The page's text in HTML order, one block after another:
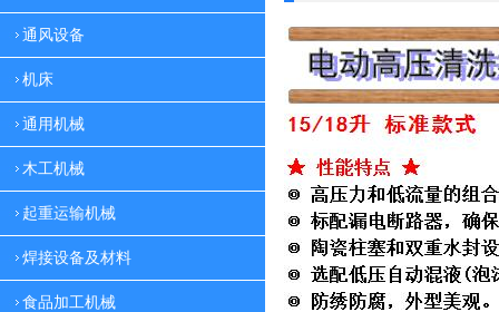
通风设备
机床
通用机械
木工机械
起重运输机械
焊接设备及材料
食品加工机械